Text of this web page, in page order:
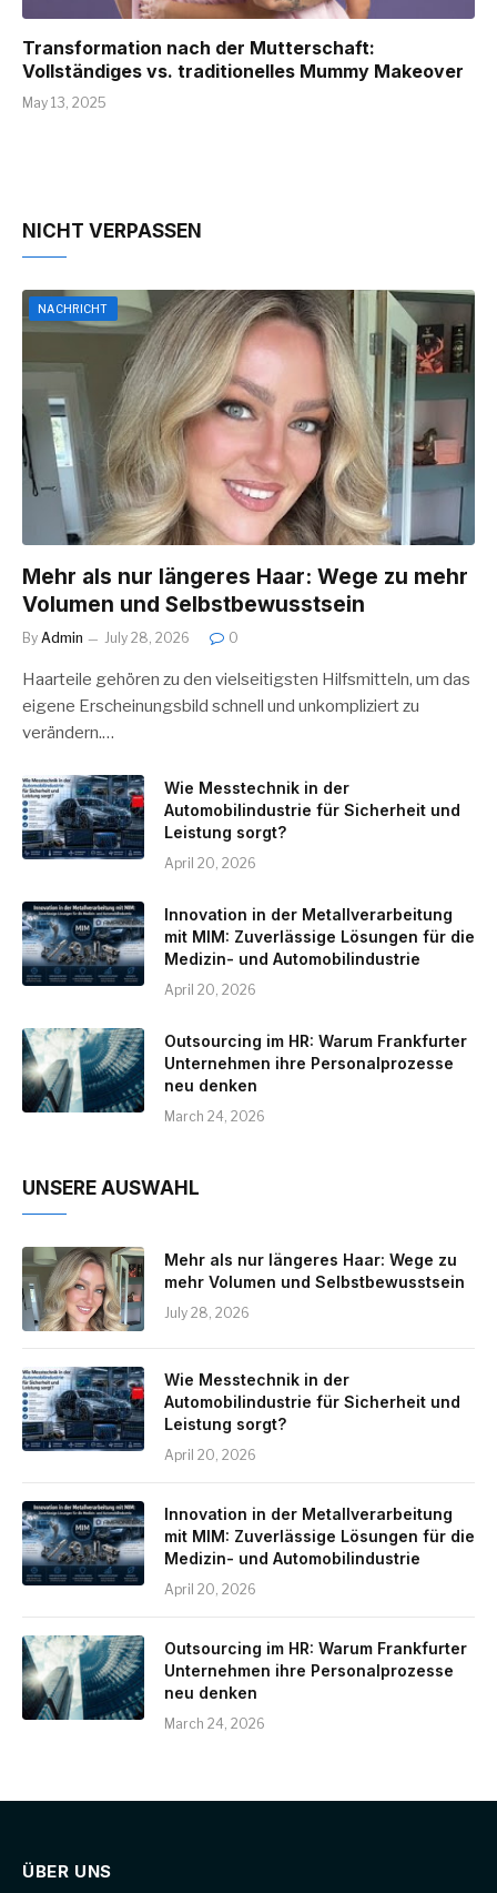
Transformation nach der Mutterschaft:
Vollständiges vs. traditionelles Mummy Makeover
May 13, 2025
NICHT VERPASSEN
NACHRICHT
Mehr als nur längeres Haar: Wege zu mehr
Volumen und Selbstbewusstsein
By Admin July 28, 2026 0
Haarteile gehören zu den vielseitigsten Hilfsmitteln, um das
eigene Erscheinungsbild schnell und unkompliziert zu
verändern.…
Wie Messtechnik in der
Automobilindustrie für Sicherheit und
Leistung sorgt?
April 20, 2026
Innovation in der Metallverarbeitung
mit MIM: Zuverlässige Lösungen für die
Medizin- und Automobilindustrie
April 20, 2026
Outsourcing im HR: Warum Frankfurter
Unternehmen ihre Personalprozesse
neu denken
March 24, 2026
UNSERE AUSWAHL
Mehr als nur längeres Haar: Wege zu
mehr Volumen und Selbstbewusstsein
July 28, 2026
Wie Messtechnik in der
Automobilindustrie für Sicherheit und
Leistung sorgt?
April 20, 2026
Innovation in der Metallverarbeitung
mit MIM: Zuverlässige Lösungen für die
Medizin- und Automobilindustrie
April 20, 2026
Outsourcing im HR: Warum Frankfurter
Unternehmen ihre Personalprozesse
neu denken
March 24, 2026
ÜBER UNS